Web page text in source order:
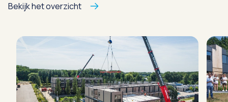
Bekijk het overzicht